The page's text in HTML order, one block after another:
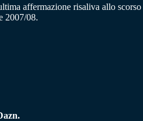
affermazione risaliva allo scorso
2007/08.